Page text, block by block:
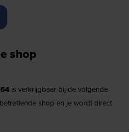
shop
is verkrijgbaar bij de volgende
shop en je wordt direct